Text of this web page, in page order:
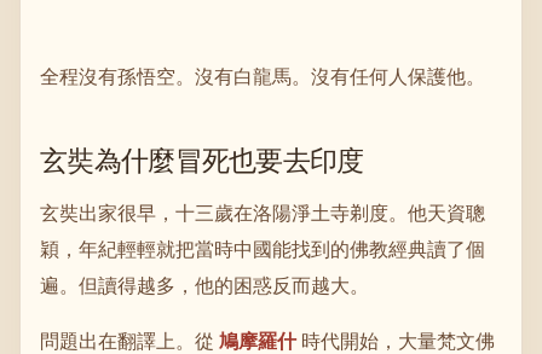
全程沒有孫悟空。沒有白龍馬。沒有任何人保護他。
玄奘為什麼冒死也要去印度
玄奘出家很早，十三歲在洛陽淨土寺剃度。他天資聰
穎，年紀輕輕就把當時中國能找到的佛教經典讀了個
遍。但讀得越多，他的困惑反而越大。
問題出在翻譯上。從 鳩摩羅什時代開始，大量梵文佛